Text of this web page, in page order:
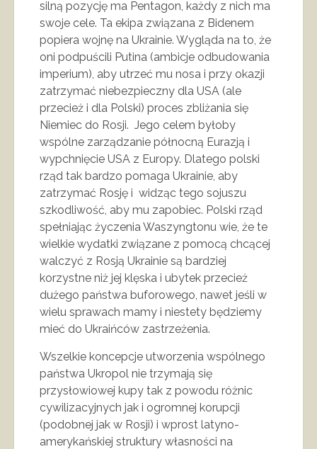
silną pozycję ma Pentagon, każdy z nich ma
swoje cele. Ta ekipa związana z Bidenem
popiera wojnę na Ukrainie. Wygląda na to, że
oni podpuścili Putina (ambicje odbudowania
imperium), aby utrzeć mu nosa i przy okazji
zatrzymać niebezpieczny dla USA (ale
przecież i dla Polski) proces zbliżania się
Niemiec do Rosji. Jego celem byłoby
wspólne zarządzanie północną Eurazją i
wypchnięcie USA z Europy. Dlatego polski
rząd tak bardzo pomaga Ukrainie, aby
zatrzymać Rosję i widząc tego sojuszu
szkodliwość, aby mu zapobiec. Polski rząd
spełniając życzenia Waszyngtonu wie, że te
wielkie wydatki związane z pomocą chcącej
walczyć z Rosją Ukrainie są bardziej
korzystne niż jej klęska i ubytek przecież
dużego państwa buforowego, nawet jeśli w
wielu sprawach mamy i niestety będziemy
mieć do Ukraińców zastrzeżenia.
Wszelkie koncepcje utworzenia wspólnego
państwa Ukropol nie trzymają się
przysłowiowej kupy tak z powodu różnic
cywilizacyjnych jak i ogromnej korupcji
(podobnej jak w Rosji) i wprost latyno-
amerykańskiej struktury własności na